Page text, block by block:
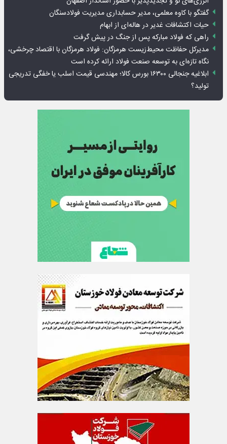
گفتگو با کاوه معلمی، مدیر حسابداری مدیریت فولادسنگان
حیات اکتشافات غدیر در هاله‌ای از ابهام
راهی که فولاد مبارکه پس از جنگ در پیش گرفت
مدیرکل حفاظت محیط‌زیست هرمزگان: فولاد هرمزگان با اقتصاد چرخشی،
نگاه تازه‌ای به توسعه صنعت فولاد ارائه کرده است
ابلاغیه جنجالی ۱۶۳۰۰ بورس کالا؛ مهندسی قیمت اسلب یا خفگی تدریجی
تولید؟